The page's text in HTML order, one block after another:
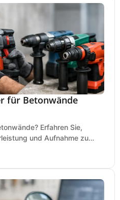
für Betonwände
Erfahren Sie,
und Aufnahme zu